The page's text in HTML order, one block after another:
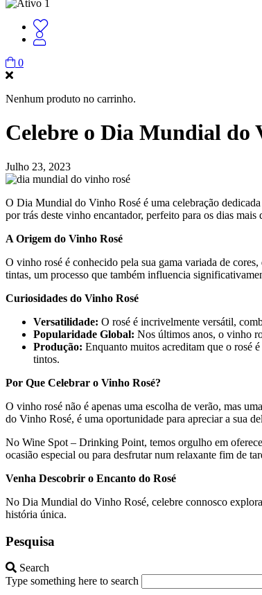
0
Nenhum produto no carrinho.
Celebre o Dia Mundial do
Julho 23, 2023
O Dia Mundial do Vinho Rosé é uma celebração
por trás deste vinho encantador, perfeito para os dias mais
A Origem do Vinho Rosé
O vinho rosé é conhecido pela sua gama variada de
tintas, um processo que também influencia
Curiosidades do Vinho Rosé
Versatilidade: O rosé é incrivelmente versátil,
Popularidade Global: Nos últimos anos, o vinho
Produção: Enquanto muitos acreditam que o rosé
tintos.
Por Que Celebrar o Vinho Rosé?
O vinho rosé não é apenas uma escolha de verão, mas
do Vinho Rosé, é uma oportunidade para apreciar a sua
No Wine Spot – Drinking Point, temos orgulho em
ocasião especial ou para desfrutar num relaxante fim de
Venha Descobrir o Encanto do Rosé
No Dia Mundial do Vinho Rosé, celebre connosco
história única.
Pesquisa
Search
Type something here to search